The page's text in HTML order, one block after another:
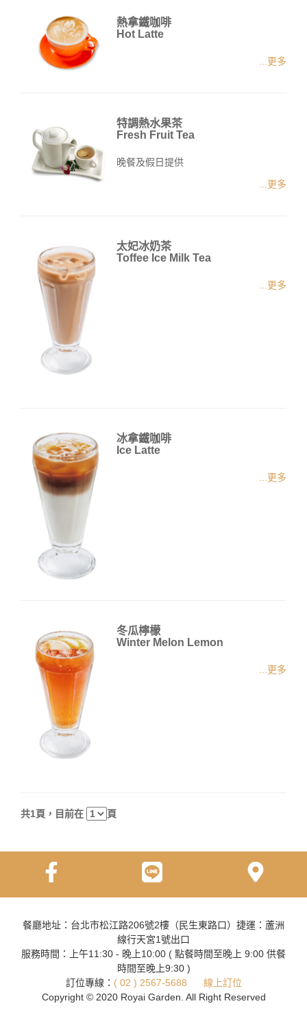
熱拿鐵咖啡
Hot Latte
...更多
特調熱水果茶
Fresh Fruit Tea
晚餐及假日提供
...更多
太妃冰奶茶
Toffee Ice Milk Tea
...更多
冰拿鐵咖啡
Ice Latte
...更多
冬瓜檸檬
Winter Melon Lemon
...更多
共1頁，目前在 頁
餐廳地址：台北市松江路206號2樓（民生東路口）捷運：蘆洲
線行天宮1號出口
服務時間：上午11:30 - 晚上10:00 ( 點餐時間至晚上 9:00 供餐
時間至晚上9:30 )
訂位專線： ( 02 ) 2567-5688
線上訂位
Copyright © 2020 Royai Garden. All Right Reserved